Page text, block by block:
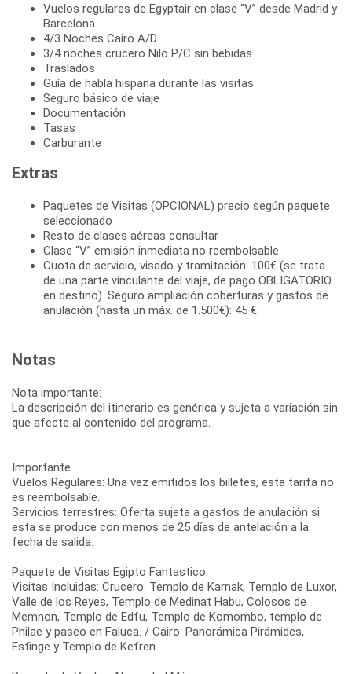
Vuelos regulares de Egyptair en clase “V” desde Madrid y
Barcelona
4/3 Noches Cairo A/D
3/4 noches crucero Nilo P/C sin bebidas
Traslados
Guía de habla hispana durante las visitas
Seguro básico de viaje
Documentación
Tasas
Carburante
Extras
Paquetes de Visitas (OPCIONAL) precio según paquete
seleccionado
Resto de clases aéreas consultar
Clase “V” emisión inmediata no reembolsable
Cuota de servicio, visado y tramitación: 100€ (se trata
de una parte vinculante del viaje, de pago OBLIGATORIO
en destino). Seguro ampliación coberturas y gastos de
anulación (hasta un máx. de 1.500€): 45 €
Notas
Nota importante:
La descripción del itinerario es genérica y sujeta a variación sin
que afecte al contenido del programa.
Importante
Vuelos Regulares: Una vez emitidos los billetes, esta tarifa no
es reembolsable.
Servicios terrestres: Oferta sujeta a gastos de anulación si
esta se produce con menos de 25 días de antelación a la
fecha de salida.
Paquete de Visitas Egipto Fantastico:
Visitas Incluidas: Crucero: Templo de Karnak, Templo de Luxor,
Valle de los Reyes, Templo de Medinat Habu, Colosos de
Memnon, Templo de Edfu, Templo de Komombo, templo de
Philae y paseo en Faluca. / Cairo: Panorámica Pirámides,
Esfinge y Templo de Kefren.